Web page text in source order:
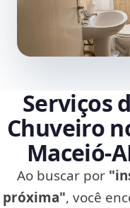
Serviços
Chuveiro
Ao buscar por
próxima", você